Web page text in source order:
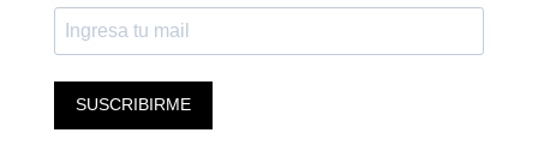
SUSCRIBIRME